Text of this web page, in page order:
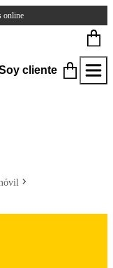
online
cliente